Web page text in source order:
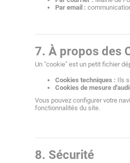
Par email :
7. À propos des
Un "cookie" est un petit fichier
Cookies techniques : Ils
Cookies de mesure
Vous pouvez configurer votre
fonctionnalités du site.
8. Sécurité